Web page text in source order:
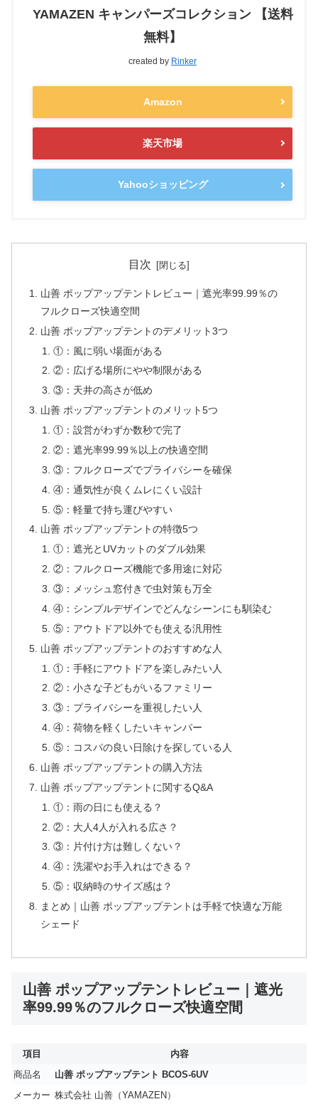
YAMAZEN キャンパーズコレクション 【送料
無料】
created by Rinker
Amazon
楽天市場
Yahooショッピング
目次
山善 ポップアップテントレビュー｜遮光率99.99％の
フルクローズ快適空間
山善 ポップアップテントのデメリット3つ
①：風に弱い場面がある
②：広げる場所にやや制限がある
③：天井の高さが低め
山善 ポップアップテントのメリット5つ
①：設営がわずか数秒で完了
②：遮光率99.99％以上の快適空間
③：フルクローズでプライバシーを確保
④：通気性が良くムレにくい設計
⑤：軽量で持ち運びやすい
山善 ポップアップテントの特徴5つ
①：遮光とUVカットのダブル効果
②：フルクローズ機能で多用途に対応
③：メッシュ窓付きで虫対策も万全
④：シンプルデザインでどんなシーンにも馴染む
⑤：アウトドア以外でも使える汎用性
山善 ポップアップテントのおすすめな人
①：手軽にアウトドアを楽しみたい人
②：小さな子どもがいるファミリー
③：プライバシーを重視したい人
④：荷物を軽くしたいキャンパー
⑤：コスパの良い日除けを探している人
山善 ポップアップテントの購入方法
山善 ポップアップテントに関するQ&A
①：雨の日にも使える？
②：大人4人が入れる広さ？
③：片付け方は難しくない？
④：洗濯やお手入れはできる？
⑤：収納時のサイズ感は？
まとめ｜山善 ポップアップテントは手軽で快適な万能
シェード
山善 ポップアップテントレビュー｜遮光
率99.99％のフルクローズ快適空間
項目
内容
商品名
山善 ポップアップテント BCOS-6UV
メーカー 株式会社 山善（YAMAZEN）